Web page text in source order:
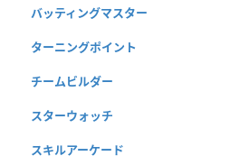
バッティングマスター
ターニングポイント
チームビルダー
スターウォッチ
スキルアーケード